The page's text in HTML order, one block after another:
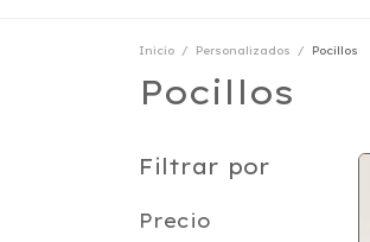
Inicio / Personalizados / Pocillos
Pocillos
Filtrar por
Precio